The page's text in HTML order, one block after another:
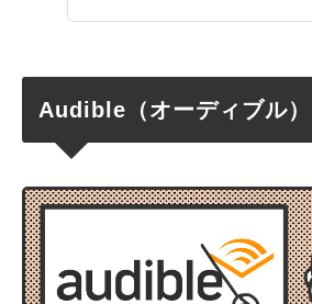
Audible（オーディブル